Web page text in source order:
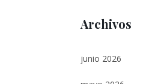
Archivos
junio 2026